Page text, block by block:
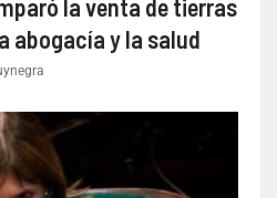
la venta de tierras
abogacía y la salud